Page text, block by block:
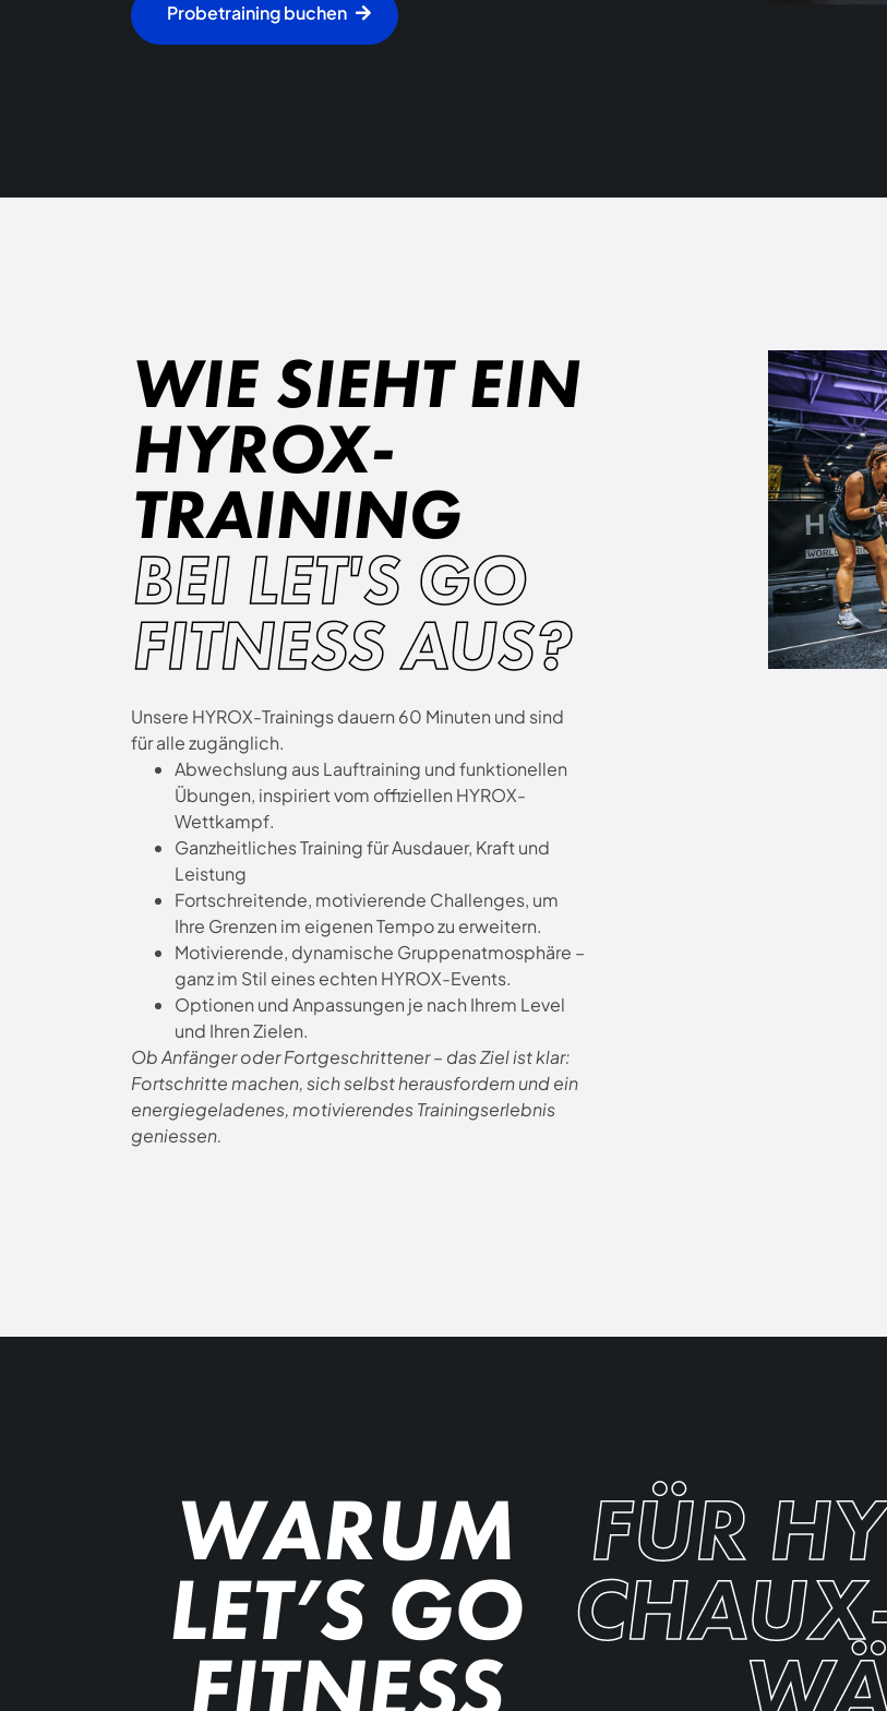
Probetraining buchen
WIE SIEHT EIN
HYROX-
TRAINING
BEI LET'S GO
FITNESS AUS?
Unsere HYROX-Trainings dauern 60 Minuten und sind
für alle zugänglich.
Abwechslung aus Lauftraining und funktionellen
Übungen, inspiriert vom offiziellen HYROX-
Wettkampf.
Ganzheitliches Training für Ausdauer, Kraft und
Leistung
Fortschreitende, motivierende Challenges, um
Ihre Grenzen im eigenen Tempo zu erweitern.
Motivierende, dynamische Gruppenatmosphäre –
ganz im Stil eines echten HYROX-Events.
Optionen und Anpassungen je nach Ihrem Level
und Ihren Zielen.
Ob Anfänger oder Fortgeschrittener – das Ziel ist klar:
Fortschritte machen, sich selbst herausfordern und ein
energiegeladenes, motivierendes Trainingserlebnis
geniessen.
WARUM
LET’S GO
FITNESS
FÜR